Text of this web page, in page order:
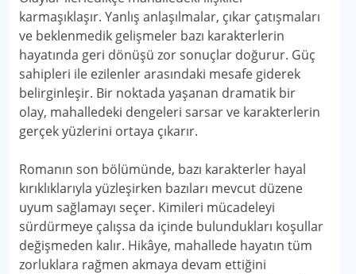
karmaşıklaşır. Yanlış anlaşılmalar, çıkar çatışmaları
ve beklenmedik gelişmeler bazı karakterlerin
hayatında geri dönüşü zor sonuçlar doğurur. Güç
sahipleri ile ezilenler arasındaki mesafe giderek
belirginleşir. Bir noktada yaşanan dramatik bir
olay, mahalledeki dengeleri sarsar ve karakterlerin
gerçek yüzlerini ortaya çıkarır.
Romanın son bölümünde, bazı karakterler hayal
kırıklıklarıyla yüzleşirken bazıları mevcut düzene
uyum sağlamayı seçer. Kimileri mücadeleyi
sürdürmeye çalışsa da içinde bulundukları koşullar
değişmeden kalır. Hikâye, mahallede hayatın tüm
zorluklara rağmen akmaya devam ettiğini